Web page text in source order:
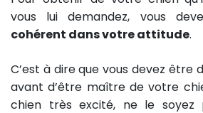
vous lui demandez, vous
cohérent dans votre attitude.
C’est à dire que vous devez être
avant d’être maître de votre
chien très excité, ne le